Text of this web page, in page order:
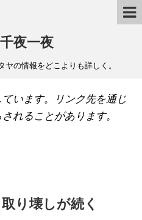
夜一夜
の情報をどこよりも詳しく。
います。リンク先を通じ
れることがあります。
り壊しが続く